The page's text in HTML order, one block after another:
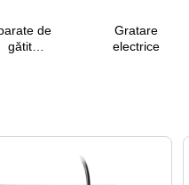
de
gătit
Gratare
electrice